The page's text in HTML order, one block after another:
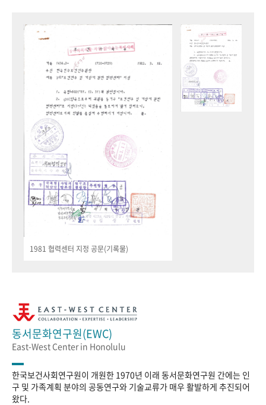
1981 협력센터 지정 공문(기록물)
동서문화연구원(EWC)
East-West Center in Honolulu
한국보건사회연구원이 개원한 1970년 이래 동서문화연구원 간에는 인
구 및 가족계획 분야의 공동연구와 기술교류가 매우 활발하게 추진되어
왔다.